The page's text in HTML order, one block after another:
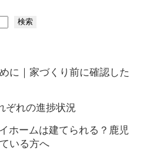
検索
に｜家づくり前に確認した
ぞれの進捗状況
ホームは建てられる？鹿児
いる方へ